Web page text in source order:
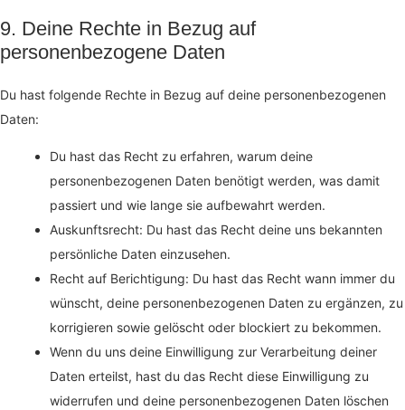
9. Deine Rechte in Bezug auf
personenbezogene Daten
Du hast folgende Rechte in Bezug auf deine personenbezogenen
Daten:
Du hast das Recht zu erfahren, warum deine
personenbezogenen Daten benötigt werden, was damit
passiert und wie lange sie aufbewahrt werden.
Auskunftsrecht: Du hast das Recht deine uns bekannten
persönliche Daten einzusehen.
Recht auf Berichtigung: Du hast das Recht wann immer du
wünscht, deine personenbezogenen Daten zu ergänzen, zu
korrigieren sowie gelöscht oder blockiert zu bekommen.
Wenn du uns deine Einwilligung zur Verarbeitung deiner
Daten erteilst, hast du das Recht diese Einwilligung zu
widerrufen und deine personenbezogenen Daten löschen